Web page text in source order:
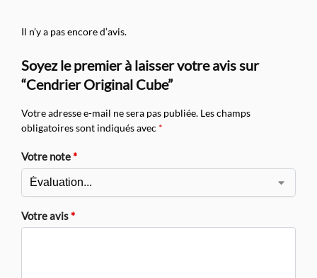
Il n’y a pas encore d’avis.
Soyez le premier à laisser votre avis sur
“Cendrier Original Cube”
Votre adresse e-mail ne sera pas publiée. Les champs
obligatoires sont indiqués avec *
Votre note*
Votre avis*